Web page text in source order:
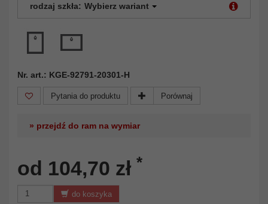
rodzaj szkła: Wybierz wariant
Nr. art.: KGE-92791-20301-H
Pytania do produktu Porównaj
» przejdź do ram na wymiar
od 104,70 zł *
do koszyka